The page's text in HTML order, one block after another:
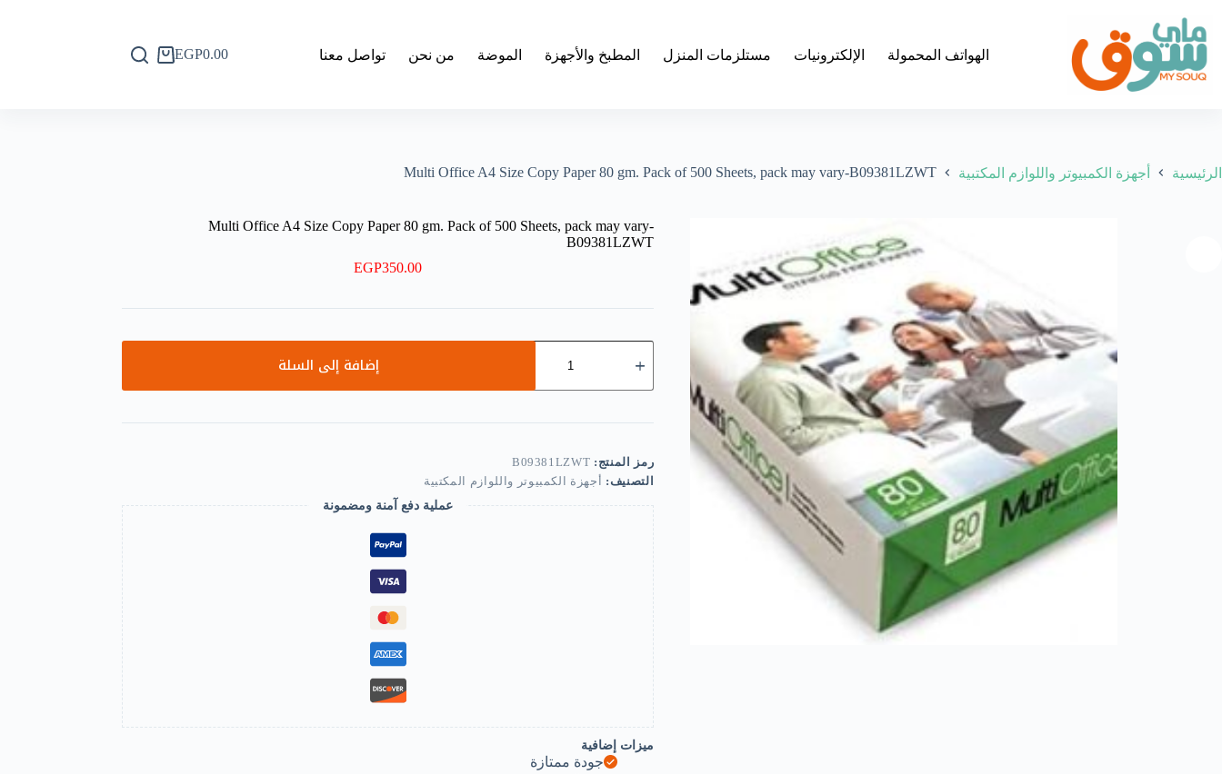
إلى
المحتوى
الهواتف المحمولة الإلكترونيات مستلزمات المنزل المطبخ والأجهزة الموضة من نحن تواصل معنا
عربةEGP0.00
الرئيسية أجهزة الكمبيوتر واللوازم المكتبية Multi Office A4 Size Copy Paper 80 gm. Pack of 500 Sheets, pack may vary-B09381LZWT
Multi Office A4 Size Copy Paper 80 gm. Pack of 500 Sheets, pack may vary-
B09381LZWT
EGP350.00
Multi
A4
Copy
gm.
Pack
of
500
Sheets,
pack
may
vary-
B09381LZWT
إضافة إلى السلة
رمز المنتج: B09381LZWT
التصنيف: أجهزة الكمبيوتر واللوازم المكتبية
عملية دفع آمنة ومضمونة
ميزات إضافية
جودة ممتازة